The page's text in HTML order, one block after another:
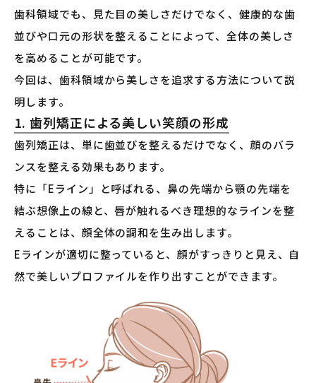
歯科領域でも、見た目の美しさだけでなく、健康的な歯
並びや口元の形状を整えることによって、全体の美しさ
を高めることが可能です。
今回は、歯科領域から美しさを追求する方法について説
明します。
1. 歯列矯正による美しい笑顔の形成
歯列矯正は、単に歯並びを整えるだけでなく、顔のバラ
ンスを整える効果もあります。
特に「Eライン」と呼ばれる、鼻の先端から顎の先端を
結ぶ想像上の線と、唇が触れるべき理想的なラインを整
えることは、顔全体の調和を生み出します。
Eラインが適切に整っていると、顔がすっきりと見え、自
然で美しいプロファイルを作り出すことができます。